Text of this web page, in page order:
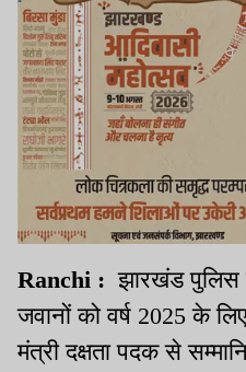
Ranchi : झारखंड पुलिस
जवानों को वर्ष 2025 के
मंत्री दक्षता पदक से